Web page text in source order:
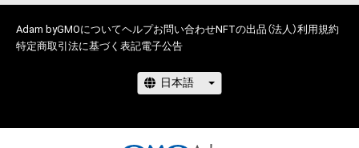
Adam byGMOについてヘルプお問い合わせNFTの出品（法人）利用規約
特定商取引法に基づく表記電子公告